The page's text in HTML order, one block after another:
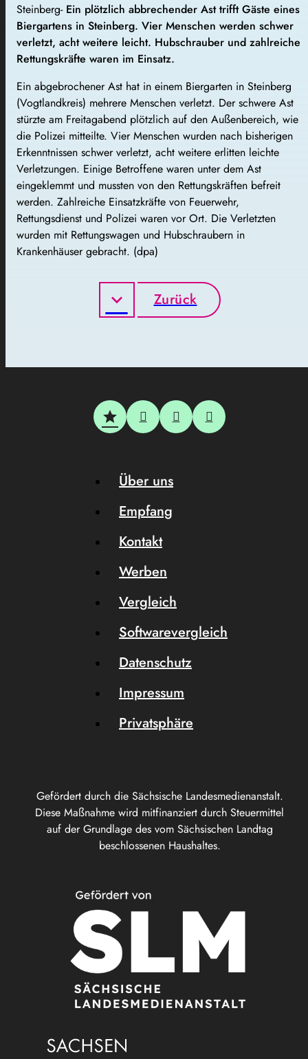
Steinberg- Ein plötzlich abbrechender Ast trifft Gäste eines
Biergartens in Steinberg. Vier Menschen werden schwer
verletzt, acht weitere leicht. Hubschrauber und zahlreiche
Rettungskräfte waren im Einsatz.
Ein abgebrochener Ast hat in einem Biergarten in Steinberg
(Vogtlandkreis) mehrere Menschen verletzt. Der schwere Ast
stürzte am Freitagabend plötzlich auf den Außenbereich, wie
die Polizei mitteilte. Vier Menschen wurden nach bisherigen
Erkenntnissen schwer verletzt, acht weitere erlitten leichte
Verletzungen. Einige Betroffene waren unter dem Ast
eingeklemmt und mussten von den Rettungskräften befreit
werden. Zahlreiche Einsatzkräfte von Feuerwehr,
Rettungsdienst und Polizei waren vor Ort. Die Verletzten
wurden mit Rettungswagen und Hubschraubern in
Krankenhäuser gebracht. (dpa)
Zurück
Gefördert durch die Sächsische Landesmedienanstalt.
Diese Maßnahme wird mitfinanziert durch Steuermittel
auf der Grundlage des vom Sächsischen Landtag
beschlossenen Haushaltes.
Über uns
Empfang
Kontakt
Werben
Vergleich
Softwarevergleich
Datenschutz
Impressum
Privatsphäre